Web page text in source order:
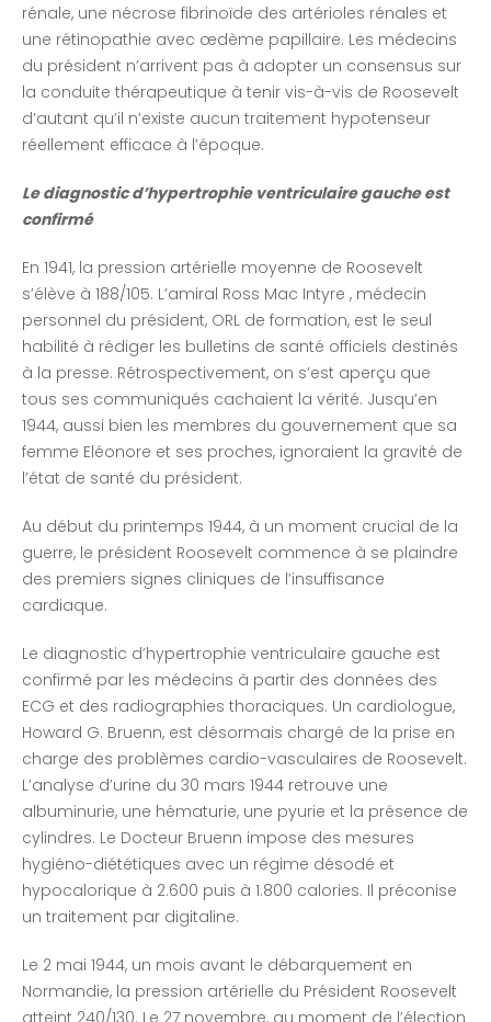
rénale, une nécrose fibrinoïde des artérioles rénales et
une rétinopathie avec œdème papillaire. Les médecins
du président n’arrivent pas à adopter un consensus sur
la conduite thérapeutique à tenir vis-à-vis de Roosevelt
d’autant qu’il n’existe aucun traitement hypotenseur
réellement efficace à l’époque.
Le diagnostic d’hypertrophie ventriculaire gauche est
confirmé
En 1941, la pression artérielle moyenne de Roosevelt
s’élève à 188/105. L’amiral Ross Mac Intyre , médecin
personnel du président, ORL de formation, est le seul
habilité à rédiger les bulletins de santé officiels destinés
à la presse. Rétrospectivement, on s’est aperçu que
tous ses communiqués cachaient la vérité. Jusqu’en
1944, aussi bien les membres du gouvernement que sa
femme Eléonore et ses proches, ignoraient la gravité de
l’état de santé du président.
Au début du printemps 1944, à un moment crucial de la
guerre, le président Roosevelt commence à se plaindre
des premiers signes cliniques de l’insuffisance
cardiaque.
Le diagnostic d’hypertrophie ventriculaire gauche est
confirmé par les médecins à partir des données des
ECG et des radiographies thoraciques. Un cardiologue,
Howard G. Bruenn, est désormais chargé de la prise en
charge des problèmes cardio-vasculaires de Roosevelt.
L’analyse d’urine du 30 mars 1944 retrouve une
albuminurie, une hématurie, une pyurie et la présence de
cylindres. Le Docteur Bruenn impose des mesures
hygiéno-diététiques avec un régime désodé et
hypocalorique à 2.600 puis à 1.800 calories. Il préconise
un traitement par digitaline.
Le 2 mai 1944, un mois avant le débarquement en
Normandie, la pression artérielle du Président Roosevelt
atteint 240/130. Le 27 novembre, au moment de l’élection